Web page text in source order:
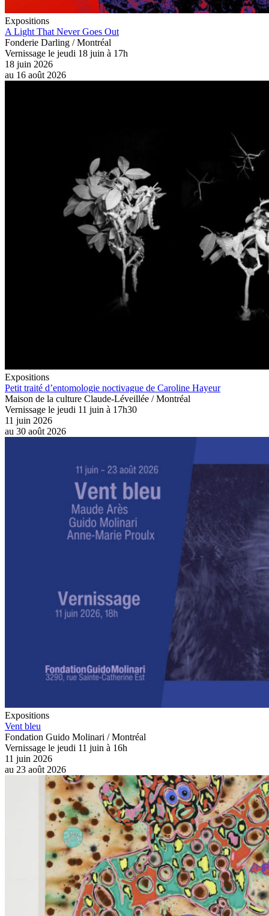
Expositions
A Light That Never Goes Out
Fonderie Darling / Montréal
Vernissage le jeudi 18 juin à 17h
18 juin 2026
au 16 août 2026
Expositions
Petit traité d’entomologie noctivague de Caroline Hayeur
Maison de la culture Claude-Léveillée / Montréal
Vernissage le jeudi 11 juin à 17h30
11 juin 2026
au 30 août 2026
Expositions
Vent bleu
Fondation Guido Molinari / Montréal
Vernissage le jeudi 11 juin à 16h
11 juin 2026
au 23 août 2026